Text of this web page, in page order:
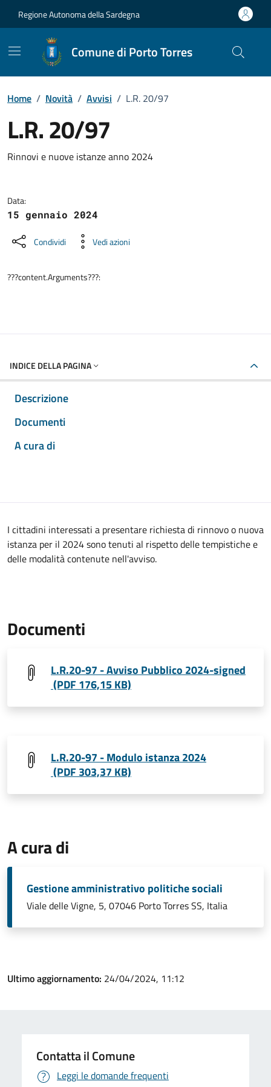
Regione Autonoma della Sardegna
Comune di Porto Torres
Home / Novità / Avvisi / L.R. 20/97
L.R. 20/97
Dettagli della notizia
Rinnovi e nuove istanze anno 2024
Data:
15 gennaio 2024
Condividi Vedi azioni
???content.Arguments???:
INDICE DELLA PAGINA
Descrizione
Documenti
A cura di
I cittadini interessati a presentare richiesta di rinnovo o nuova
istanza per il 2024 sono tenuti al rispetto delle tempistiche e
delle modalità contenute nell'avviso.
Documenti
L.R.20-97 - Avviso Pubblico 2024-signed
(PDF 176,15 KB)
L.R.20-97 - Modulo istanza 2024
(PDF 303,37 KB)
A cura di
Gestione amministrativo politiche sociali
Viale delle Vigne, 5, 07046 Porto Torres SS, Italia
Ultimo aggiornamento: 24/04/2024, 11:12
Contatta il Comune
Leggi le domande frequenti